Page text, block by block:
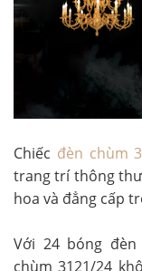
Chiếc đèn chùm
trang trí thông
hoa và đẳng cấp
Với 24 bóng
chùm 3121/24